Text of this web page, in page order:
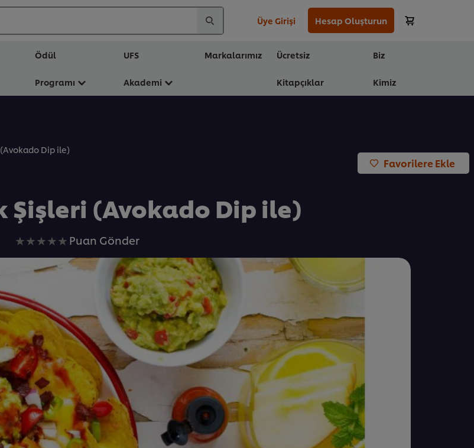
Üye Girişi Hesap Oluşturun
Ödül
Programı
UFS
Akademi
Markalarımız Ücretsiz
Kitapçıklar
Biz
Kimiz
Dip ile)
Favorilere Ekle
Şişleri (Avokado Dip ile)
Bu
recipe
için
değerlendirme
gönderilmedi
Puan Gönder